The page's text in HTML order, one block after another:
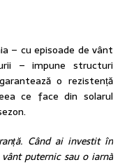
– cu episoade de vânt
– impune structuri
o rezistență
ce face din solarul
Când ai investit în
puternic sau o iarnă